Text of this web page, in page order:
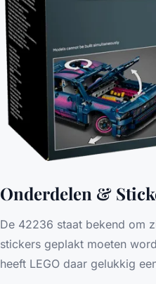
Onderdelen &
De 42236 staat bekend om
stickers geplakt moeten
heeft LEGO daar gelukkig